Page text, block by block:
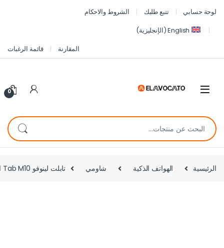
لوحة حسابي تتبع طلبك
الشروط والاحكام
English
(الإنجليزية)
المقارنة
قائمة الرغبات
0
الرئيسية الهواتف الذكية شاومي تابلت لينوفو Tab M10 الجيل الثالث بشريحة اتصال واحدة، 64 جيجابايت، 4 جيجا رام، شبكة الجيل الرابع – رمادي